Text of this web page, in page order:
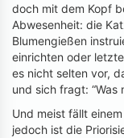
doch mit dem Kopf
Abwesenheit: die
Blumengießen
einrichten oder
es nicht selten vor,
und sich fragt: “Was
Und meist fällt
jedoch ist die